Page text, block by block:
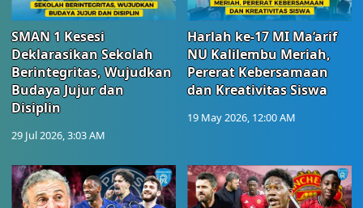
SMAN 1 Kesesi
Deklarasikan Sekolah
Berintegritas, Wujudkan
Budaya Jujur dan
Disiplin
29 Jul 2026, 3:03 AM
Harlah ke-17 MI Ma’arif
NU Kalilembu Meriah,
Pererat Kebersamaan
dan Kreativitas Siswa
19 May 2026, 12:00 AM